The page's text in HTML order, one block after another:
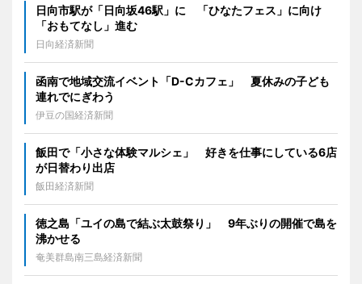
日向市駅が「日向坂46駅」に 「ひなたフェス」に向け
「おもてなし」進む
日向経済新聞
函南で地域交流イベント「D-Cカフェ」 夏休みの子ども
連れでにぎわう
伊豆の国経済新聞
飯田で「小さな体験マルシェ」 好きを仕事にしている6店
が日替わり出店
飯田経済新聞
徳之島「ユイの島で結ぶ太鼓祭り」 9年ぶりの開催で島を
沸かせる
奄美群島南三島経済新聞